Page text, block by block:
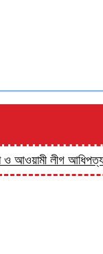
লীগ আধিপত্যবাদী